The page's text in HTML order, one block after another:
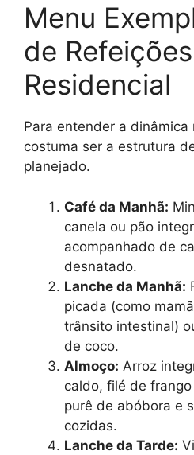
Menu
de
Residencial
Para entender a
costuma ser a estrutura
planejado.
Café da Manhã:
canela ou pão
acompanhado de
desnatado.
Lanche da Manhã:
picada (como
trânsito intestinal)
de coco.
Almoço: Arroz
caldo, filé de
purê de abóbora e
cozidas.
Lanche da Tarde: